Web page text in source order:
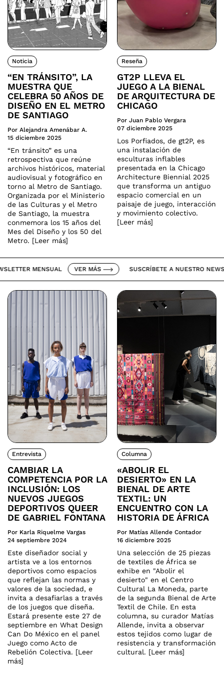
Noticia
“EN TRÁNSITO”, LA
MUESTRA QUE
CELEBRA 50 AÑOS DE
DISEÑO EN EL METRO
DE SANTIAGO
Por Alejandra Amenábar A.
15 diciembre 2025
“En tránsito” es una
retrospectiva que reúne
archivos históricos, material
audiovisual y fotográfico en
torno al Metro de Santiago.
Organizada por el Ministerio
de las Culturas y el Metro
de Santiago, la muestra
conmemora los 15 años del
Mes del Diseño y los 50 del
Metro. [Leer más]
Reseña
GT2P LLEVA EL
JUEGO A LA BIENAL
DE ARQUITECTURA DE
CHICAGO
Por Juan Pablo Vergara
07 diciembre 2025
Los Porfiados, de gt2P, es
una instalación de
esculturas inflables
presentada en la Chicago
Architecture Biennial 2025
que transforma un antiguo
espacio comercial en un
paisaje de juego, interacción
y movimiento colectivo.
[Leer más]
MENSUAL VER MÁS SUSCRÍBETE A NUESTRO
Entrevista
CAMBIAR LA
COMPETENCIA POR LA
INCLUSIÓN: LOS
NUEVOS JUEGOS
DEPORTIVOS QUEER
DE GABRIEL FONTANA
Por Karla Riquelme Vargas
24 septiembre 2024
Este diseñador social y
artista ve a los entornos
deportivos como espacios
que reflejan las normas y
valores de la sociedad, e
invita a desafiarlas a través
de los juegos que diseña.
Estará presente este 27 de
septiembre en What Design
Can Do México en el panel
Juego como Acto de
Rebelión Colectiva. [Leer
más]
Columna
«ABOLIR EL
DESIERTO» EN LA
BIENAL DE ARTE
TEXTIL: UN
ENCUENTRO CON LA
HISTORIA DE ÁFRICA
Por Matías Allende Contador
16 diciembre 2025
Una selección de 25 piezas
de textiles de África se
exhibe en "Abolir el
desierto" en el Centro
Cultural La Moneda, parte
de la segunda Bienal de Arte
Textil de Chile. En esta
columna, su curador Matías
Allende, invita a observar
estos tejidos como lugar de
resistencia y transformación
cultural. [Leer más]